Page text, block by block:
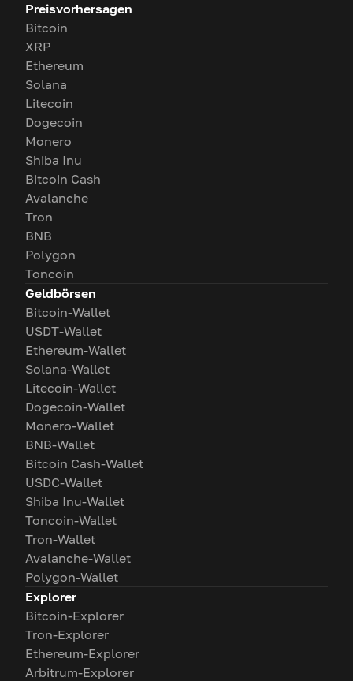
Preisvorhersagen
Bitcoin
XRP
Ethereum
Solana
Litecoin
Dogecoin
Monero
Shiba Inu
Bitcoin Cash
Avalanche
Tron
BNB
Polygon
Toncoin
Geldbörsen
Bitcoin-Wallet
USDT-Wallet
Ethereum-Wallet
Solana-Wallet
Litecoin-Wallet
Dogecoin-Wallet
Monero-Wallet
BNB-Wallet
Bitcoin Cash-Wallet
USDC-Wallet
Shiba Inu-Wallet
Toncoin-Wallet
Tron-Wallet
Avalanche-Wallet
Polygon-Wallet
Explorer
Bitcoin-Explorer
Tron-Explorer
Ethereum-Explorer
Arbitrum-Explorer